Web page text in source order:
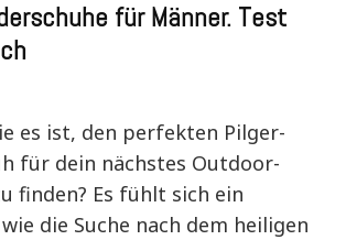
für Männer. Test
es ist, den perfekten Pilger-
für dein nächstes Outdoor-
finden? Es fühlt sich ein
die Suche nach dem heiligen